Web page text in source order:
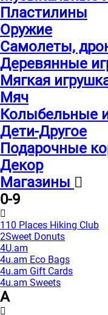
Пластилины
Оружие
Самолеты,
Деревянные
Мягкая
Мяч
Колыбельные
Дети-Другое
Подарочные
Декор
Магазины
0-9
110 Places Hiking Club
2Sweet Donuts
4U.am
4u.am Eco Bags
4u.am Gift Cards
4u.am Sweets
A